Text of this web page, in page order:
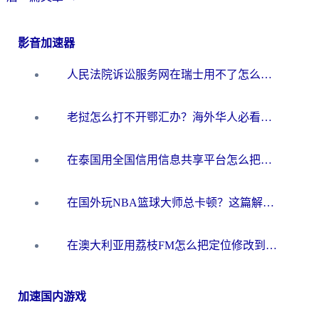
影音加速器
人民法院诉讼服务网在瑞士用不了怎么办？海外华人必备的回国加速指南
老挝怎么打不开鄂汇办？海外华人必看的回国加速全攻略（附欧洲杯小说流畅技巧）
在泰国用全国信用信息共享平台怎么把定位修改到中国国内？海外党解决国内服务访问难题的实用指南
在国外玩NBA篮球大师总卡顿？这篇解决你所有海外看国内内容的烦恼
在澳大利亚用荔枝FM怎么把定位修改到中国国内？海外华人必看的内容访问指南
加速国内游戏